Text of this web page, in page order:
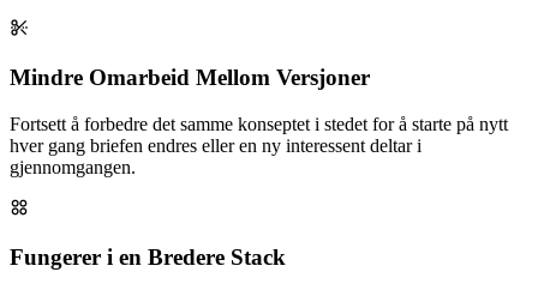
Mindre Omarbeid Mellom Versjoner
Fortsett å forbedre det samme konseptet i stedet for å starte på nytt
hver gang briefen endres eller en ny interessent deltar i
gjennomgangen.
Fungerer i en Bredere Stack